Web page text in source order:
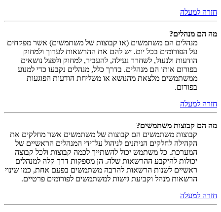
חזרה למעלה
מה הם מנהלים?
מנהלים הם משתמשים (או קבוצות של משתמשים) אשר מפקחים
על הפורומים בכל יום. יש להם את ההרשאות לערוך ולמחוק
הודעות ולנעול, לשחרר נעילה, להעביר, למחוק ולפצל נושאים
בפורום אותו הם מנהלים. בדרך כלל, מנהלים נקבעו כדי למנוע
ממשתמשים מלצאת מהנושא או משליחת הודעות הפוגעות
בפורום.
חזרה למעלה
מה הם קבוצות משתמשים?
קבוצות משתמשים הם קבוצות של משתמשים אשר מחלקים את
הקהילה לחלקים הניתנים לניהול על־ידי המנהלים הראשיים של
המערכת. כל משתמש יכול להשתייך לכמה קבוצות ולכל קבוצה
יכולות להיקבע ההרשאות שלה. הן מספקות דרך קלה למנהלים
ראשיים לשנות הרשאות להרבה משתמשים בפעם אחת, כמו שינוי
הרשאות מנהל וקביעת גישות למשתמשים לפורומים פרטיים.
חזרה למעלה